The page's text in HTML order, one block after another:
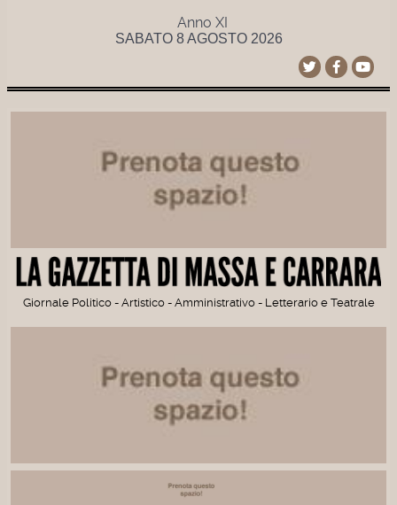
Anno XI
SABATO 8 AGOSTO 2026
Giornale Politico - Artistico - Amministrativo - Letterario e Teatrale